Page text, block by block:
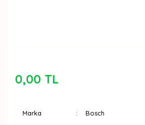
0,00 TL
Marka Bosch